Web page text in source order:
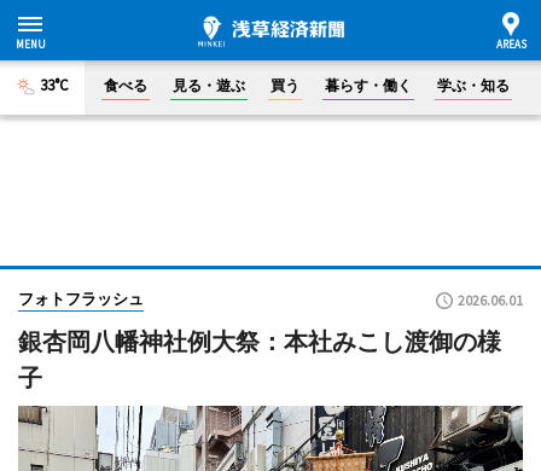
33°C 食べる 見る・遊ぶ 買う 暮らす・働く 学ぶ・知る
フォトフラッシュ 2026.06.01
銀杏岡八幡神社例大祭：本社みこし渡御の様
子